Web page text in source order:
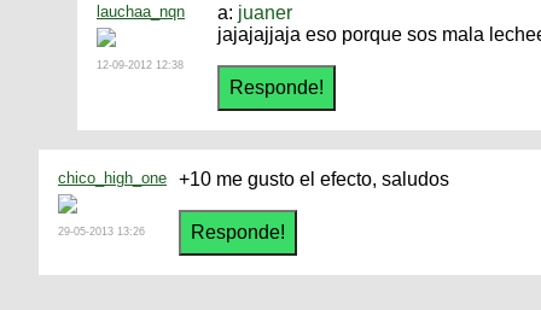
lauchaa_nqn
12-09-2012 12:38
a: juaner
jajajajjaja eso porque sos mala
chico_high_one
29-05-2013 13:26
+10 me gusto el efecto, saludos